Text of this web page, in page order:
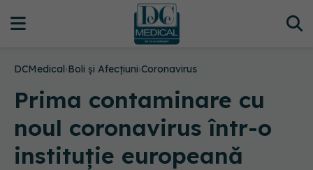
DCMedical›Boli și Afecțiuni›Coronavirus
Prima contaminare cu
noul coronavirus într-o
instituție europeană